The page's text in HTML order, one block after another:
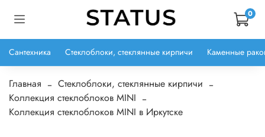
0
Сантехника Стеклоблоки, стеклянные кирпичи Каменные
Главная
Стеклоблоки, стеклянные кирпичи
Коллекция стеклоблоков MINI
Коллекция стеклоблоков MINI в Иркутске